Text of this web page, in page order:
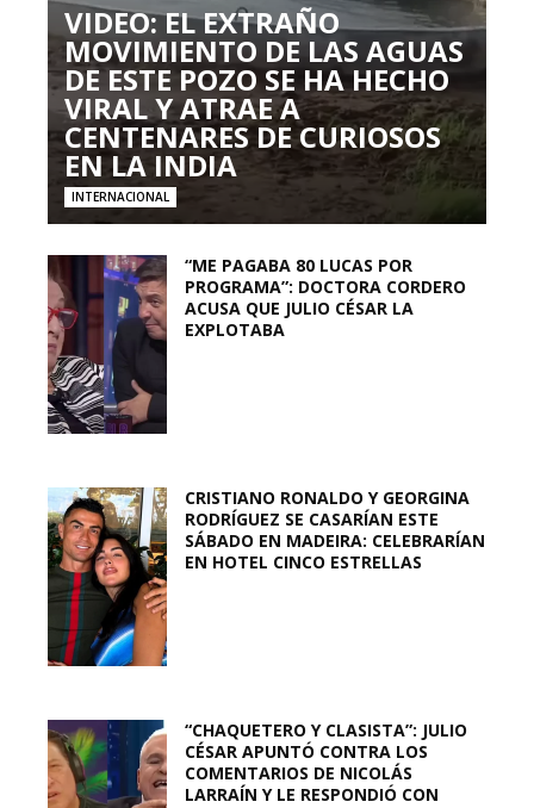
VIDEO: EL EXTRAÑO
MOVIMIENTO DE LAS AGUAS
DE ESTE POZO SE HA HECHO
VIRAL Y ATRAE A
CENTENARES DE CURIOSOS
EN LA INDIA
INTERNACIONAL
“ME PAGABA 80 LUCAS POR
PROGRAMA”: DOCTORA CORDERO
ACUSA QUE JULIO CÉSAR LA
EXPLOTABA
CRISTIANO RONALDO Y GEORGINA
RODRÍGUEZ SE CASARÍAN ESTE
SÁBADO EN MADEIRA: CELEBRARÍAN
EN HOTEL CINCO ESTRELLAS
“CHAQUETERO Y CLASISTA”: JULIO
CÉSAR APUNTÓ CONTRA LOS
COMENTARIOS DE NICOLÁS
LARRAÍN Y LE RESPONDIÓ CON